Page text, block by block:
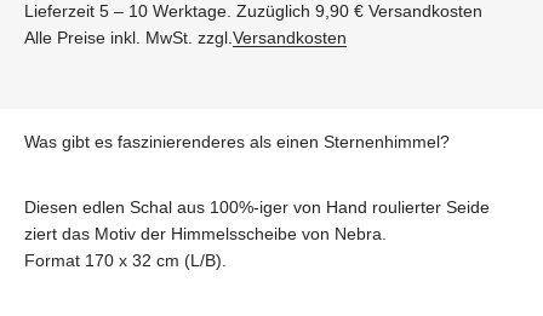
Lieferzeit 5 – 10 Werktage. Zuzüglich 9,90 € Versandkosten
Alle Preise inkl. MwSt. zzgl.Versandkosten
Was gibt es faszinierenderes als einen Sternenhimmel?
Diesen edlen Schal aus 100%-iger von Hand roulierter Seide
ziert das Motiv der Himmelsscheibe von Nebra.
Format 170 x 32 cm (L/B).